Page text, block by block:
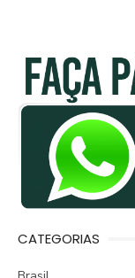
CATEGORIAS